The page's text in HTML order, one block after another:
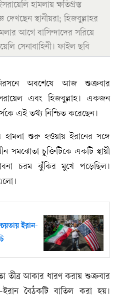
হামলায় ক্ষতিগ্রস্ত
স্থানীয়রা; হিজবুল্লাহর
আগে বাসিন্দাদের সরিয়ে
সেনাবাহিনী। ফাইল ছবি
অবশেষে আজ শুক্রবার
এবং হিজবুল্লাহ। একজন
এই তথ্য নিশ্চিত করেছেন।
হামলা শুরু হওয়ায় ইরানের সঙ্গে
সমঝোতা চুক্তিটিকে একটি স্থায়ী
চরম ঝুঁকির মুখে পড়েছিল।
ইরান-
তীব্র আকার ধারণ করায় শুক্রবার
ইরান বৈঠকটি বাতিল করা হয়।